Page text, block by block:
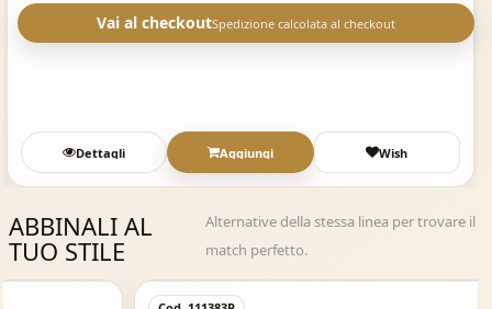
Vai al checkoutSpedizione calcolata al checkout
Dettagli Aggiungi Wish
ABBINALI AL
TUO STILE
Alternative della stessa linea per trovare il
match perfetto.
Acquisto Veloce